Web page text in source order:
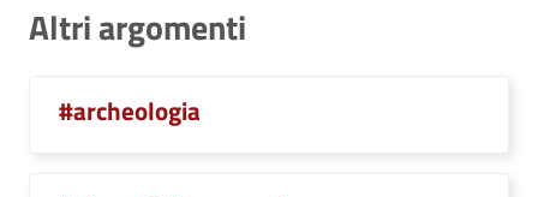
Altri argomenti
#archeologia